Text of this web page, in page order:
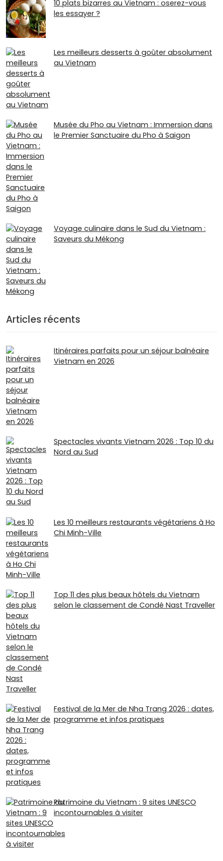
10 plats bizarres au Vietnam : oserez-vous
les essayer ?
Les meilleurs desserts à goûter absolument
au Vietnam
Musée du Pho au Vietnam : Immersion dans
le Premier Sanctuaire du Pho à Saigon
Voyage culinaire dans le Sud du Vietnam :
Saveurs du Mékong
Articles récents
Itinéraires parfaits pour un séjour balnéaire
Vietnam en 2026
Spectacles vivants Vietnam 2026 : Top 10 du
Nord au Sud
Les 10 meilleurs restaurants végétariens à Ho
Chi Minh-Ville
Top 11 des plus beaux hôtels du Vietnam
selon le classement de Condé Nast Traveller
Festival de la Mer de Nha Trang 2026 : dates,
programme et infos pratiques
Patrimoine du Vietnam : 9 sites UNESCO
incontournables à visiter